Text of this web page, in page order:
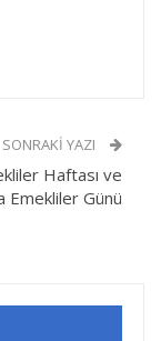
SONRAKI YAZI
Haftası ve
Emekliler Günü